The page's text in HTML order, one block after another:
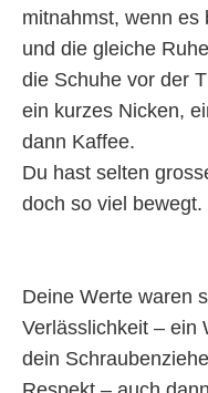
mitnahmst, wenn es
und die gleiche
die Schuhe vor der
ein kurzes Nicken,
dann Kaffee.
Du hast selten
doch so viel bewegt.
Deine Werte waren
Verlässlichkeit – ein
dein